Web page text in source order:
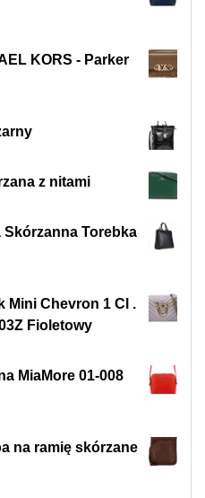
KORS - Parker
z nitami
Skórzanna Torebka
Mini Chevron 1 Cl .
Fioletowy
MiaMore 01-008
na ramię skórzane